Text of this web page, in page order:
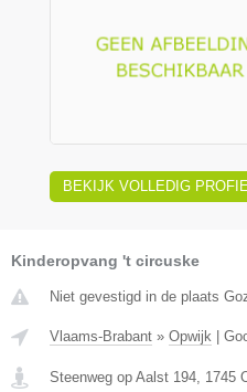
BEKIJK VOLLEDIG
Kinderopvang 't circuske
Niet gevestigd in de plaats
Vlaams-Brabant » Opwijk
Steenweg op Aalst 194 1745